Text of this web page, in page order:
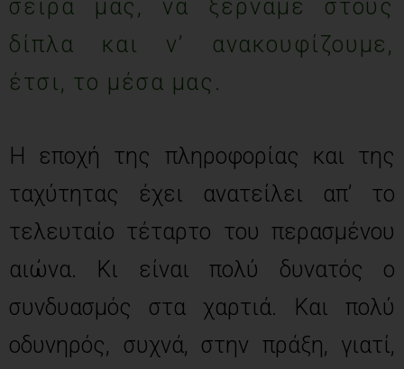
σειρά μας, να ξερνάμε στους
δίπλα και ν’ ανακουφίζουμε,
έτσι, το μέσα μας.
Η εποχή της πληροφορίας και της
ταχύτητας έχει ανατείλει απ’ το
τελευταίο τέταρτο του περασμένου
αιώνα. Κι είναι πολύ δυνατός ο
συνδυασμός στα χαρτιά. Και πολύ
οδυνηρός, συχνά, στην πράξη, γιατί,